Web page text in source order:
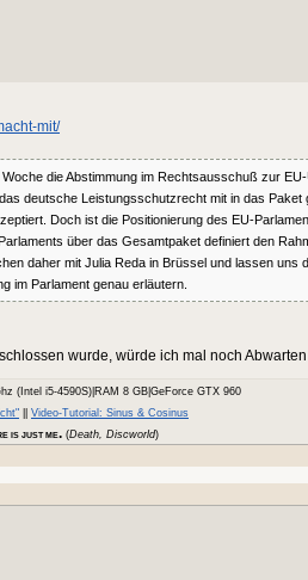
mit/
Woche die Abstimmung im Rechtsausschuß zur
deutsche Leistungsschutzrecht mit in das
Doch ist die Positionierung des EU-
über das Gesamtpaket definiert den
daher mit Julia Reda in Brüssel und lassen uns
im Parlament genau erläutern.
wurde, würde ich mal noch
(Intel i5-4590S)|RAM 8 GB|GeForce GTX 960
Video-Tutorial: Sinus & Cosinus
IS JUST ME. (Death, Discworld)